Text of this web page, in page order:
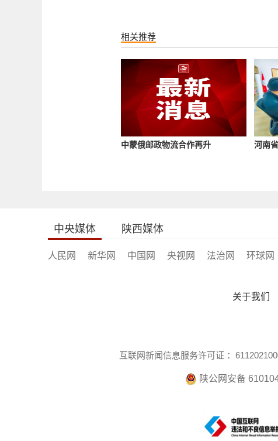
相关推荐
中蒙俄邮政物流合作再升 河南
中央媒体 陕西媒体
人民网 新华网 中国网 央视网 法治网 环球网
关于我们
互联网新闻信息服务许可证 ：
陕公网安备